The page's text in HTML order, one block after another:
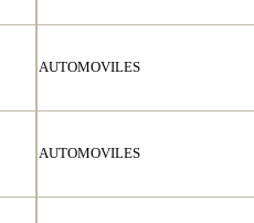
AUTOMOVILES
AUTOMOVILES